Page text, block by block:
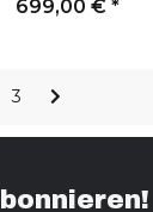
699,00 € *
3